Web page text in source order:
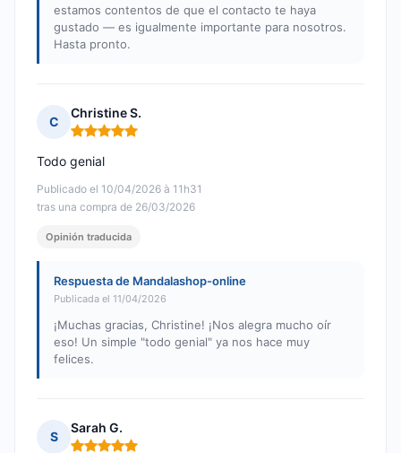
estamos contentos de que el contacto te haya
gustado — es igualmente importante para nosotros.
Hasta pronto.
C
Christine S.
Nota: 5 de 5
Publicado el 10/04/2026 à 11h31
tras una compra de 26/03/2026
Todo genial
Opinión traducida
Respuesta de Mandalashop-online
Publicada el 11/04/2026
¡Muchas gracias, Christine! ¡Nos alegra mucho oír
eso! Un simple "todo genial" ya nos hace muy
felices.
S
Sarah G.